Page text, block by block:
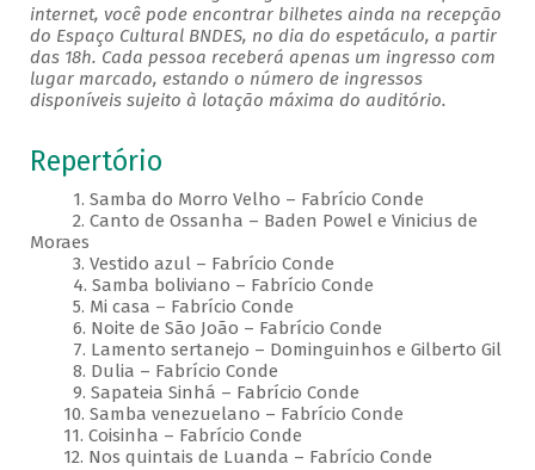
internet, você pode encontrar bilhetes ainda na recepção
do Espaço Cultural BNDES, no dia do espetáculo, a partir
das 18h. Cada pessoa receberá apenas um ingresso com
lugar marcado, estando o número de ingressos
disponíveis sujeito à lotação máxima do auditório.
Repertório
1. Samba do Morro Velho – Fabrício Conde
2. Canto de Ossanha – Baden Powel e Vinicius de
Moraes
3. Vestido azul – Fabrício Conde
4. Samba boliviano – Fabrício Conde
5. Mi casa – Fabrício Conde
6. Noite de São João – Fabrício Conde
7. Lamento sertanejo – Dominguinhos e Gilberto Gil
8. Dulia – Fabrício Conde
9. Sapateia Sinhá – Fabrício Conde
10. Samba venezuelano – Fabrício Conde
11. Coisinha – Fabrício Conde
12. Nos quintais de Luanda – Fabrício Conde